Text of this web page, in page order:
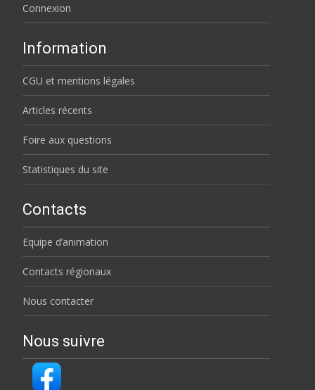
Connexion
Information
CGU et mentions légales
Articles récents
Foire aux questions
Statistiques du site
Contacts
Equipe d’animation
Contacts régionaux
Nous contacter
Nous suivre